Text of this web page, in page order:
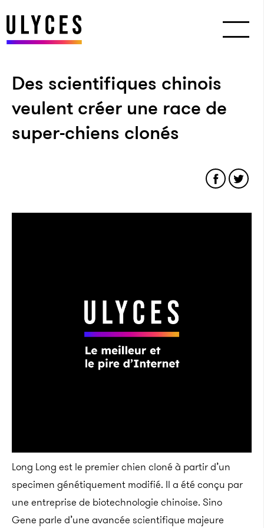
Des scientifiques chinois
veulent créer une race de
super-chiens clonés
Long Long est le premier chien cloné à partir d’un
specimen génétiquement modifié. Il a été conçu par
une entreprise de biotechnologie chinoise. Sino
Gene parle d’une avancée scientifique majeure